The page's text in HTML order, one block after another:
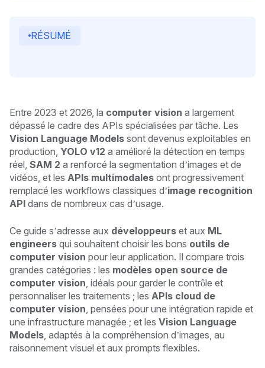
RÉSUMÉ
Entre 2023 et 2026, la computer vision a largement
dépassé le cadre des APIs spécialisées par tâche. Les
Vision Language Models sont devenus exploitables en
production, YOLO v12 a amélioré la détection en temps
réel, SAM 2 a renforcé la segmentation d’images et de
vidéos, et les APIs multimodales ont progressivement
remplacé les workflows classiques d’image recognition
API dans de nombreux cas d’usage.
Ce guide s’adresse aux développeurs et aux ML
engineers qui souhaitent choisir les bons outils de
computer vision pour leur application. Il compare trois
grandes catégories : les modèles open source de
computer vision , idéals pour garder le contrôle et
personnaliser les traitements ; les APIs cloud de
computer vision , pensées pour une intégration rapide et
une infrastructure managée ; et les Vision Language
Models , adaptés à la compréhension d’images, au
raisonnement visuel et aux prompts flexibles.